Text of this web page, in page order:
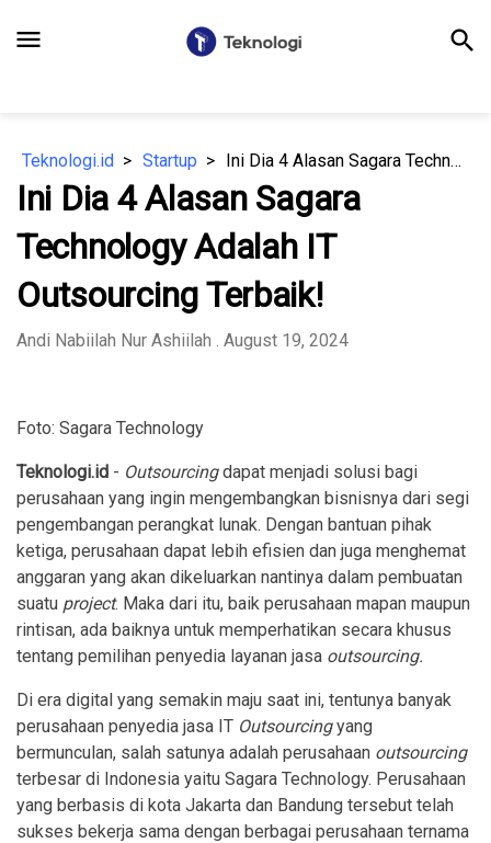
menu search
Teknologi.id Startup Ini Dia 4 Alasan Sagara Technology Adalah IT Outsourcing Terbaik!
Ini Dia 4 Alasan Sagara
Technology Adalah IT
Outsourcing Terbaik!
Andi Nabiilah Nur Ashiilah . August 19, 2024
Foto: Sagara Technology
Teknologi.id - Outsourcingdapat menjadi solusi bagi
perusahaan yang ingin mengembangkan bisnisnya dari segi
pengembangan perangkat lunak. Dengan bantuan pihak
ketiga, perusahaan dapat lebih efisien dan juga menghemat
anggaran yang akan dikeluarkan nantinya dalam pembuatan
suatu project. Maka dari itu, baik perusahaan mapan maupun
rintisan, ada baiknya untuk memperhatikan secara khusus
tentang pemilihan penyedia layanan jasa outsourcing.
Di era digital yang semakin maju saat ini, tentunya banyak
perusahaan penyedia jasa IT Outsourcingyang
bermunculan, salah satunya adalah perusahaan outsourcing
terbesar di Indonesia yaitu Sagara Technology. Perusahaan
yang berbasis di kota Jakarta dan Bandung tersebut telah
sukses bekerja sama dengan berbagai perusahaan ternama